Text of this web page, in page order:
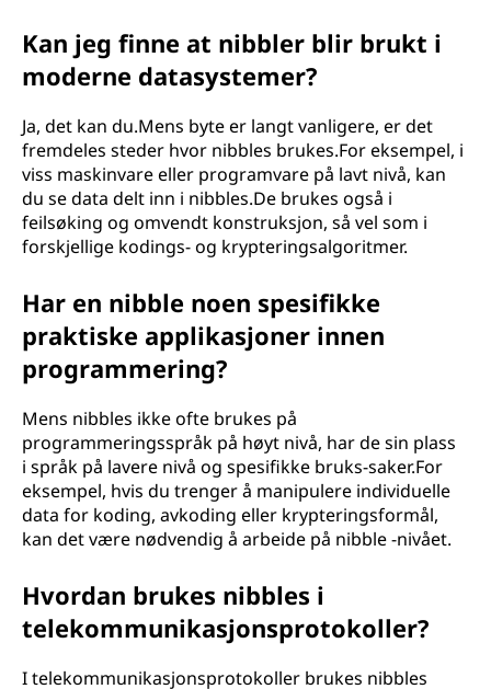
Kan jeg finne at nibbler blir brukt i
moderne datasystemer?
Ja, det kan du.Mens byte er langt vanligere, er det
fremdeles steder hvor nibbles brukes.For eksempel, i
viss maskinvare eller programvare på lavt nivå, kan
du se data delt inn i nibbles.De brukes også i
feilsøking og omvendt konstruksjon, så vel som i
forskjellige kodings- og krypteringsalgoritmer.
Har en nibble noen spesifikke
praktiske applikasjoner innen
programmering?
Mens nibbles ikke ofte brukes på
programmeringsspråk på høyt nivå, har de sin plass
i språk på lavere nivå og spesifikke bruks-saker.For
eksempel, hvis du trenger å manipulere individuelle
data for koding, avkoding eller krypteringsformål,
kan det være nødvendig å arbeide på nibble -nivået.
Hvordan brukes nibbles i
telekommunikasjonsprotokoller?
I telekommunikasjonsprotokoller brukes nibbles